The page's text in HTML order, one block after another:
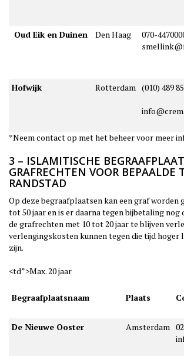
Oud Eik en Duinen Den Haag
070-
Hofwijk Rotterdam (010) 489
*Neem contact op met het beheer voor meer
3 – ISLAMITISCHE
GRAFRECHTEN VOOR BEPAALDE
RANDSTAD
Op deze begraafplaatsen kan een graf worden
tot 50 jaar en is er daarna tegen bijbetaling nog
de grafrechten met 10 tot 20 jaar te blijven
verlengingskosten kunnen tegen die tijd hoger
zijn.
<td”>Max. 20 jaar
Begraafplaatsnaam Plaats
De Nieuwe Ooster Amsterdam